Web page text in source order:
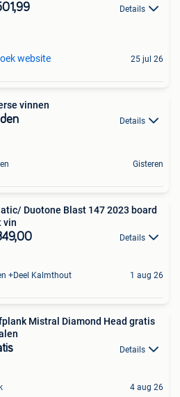
Details
website 25 jul 26
vinnen
Details
Gisteren
Duotone Blast 147 2023 board
vin
Details
+Deel Kalmthout 1 aug 26
Mistral Diamond Head gratis
Details
4 aug 26